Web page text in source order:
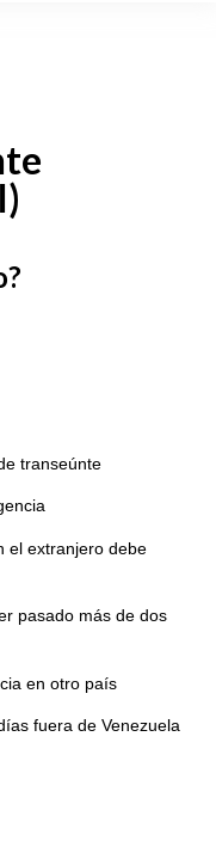
transeúnte
el extranjero debe
pasado más de dos
en otro país
fuera de Venezuela